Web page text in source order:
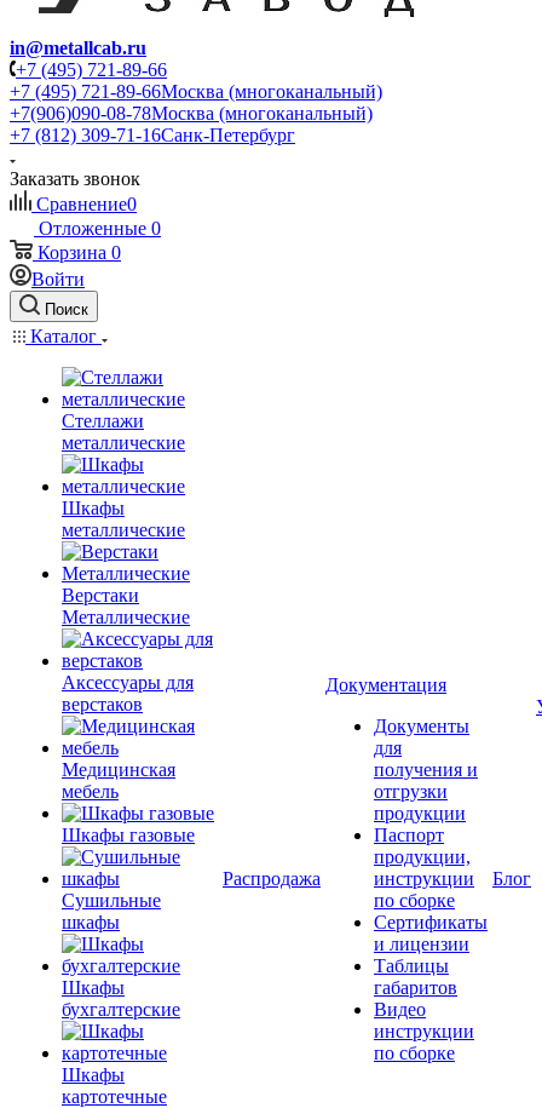
in@metallcab.ru
+7 (495) 721-89-66
+7 (495) 721-89-66Москва (многоканальный)
+7(906)090-08-78Москва (многоканальный)
+7 (812) 309-71-16Санк-Петербург
Заказать звонок
Сравнение0
Отложенные 0
Корзина 0
Войти
Поиск
Каталог
Стеллажи
металлические
Шкафы
металлические
Верстаки
Металлические
Аксессуары для
верстаков
Медицинская
мебель
Шкафы газовые
Сушильные
шкафы
Шкафы
бухгалтерские
Шкафы
картотечные
Распродажа
Документация
Документы
для
получения и
отгрузки
продукции
Паспорт
продукции,
инструкции
по сборке
Сертификаты
и лицензии
Таблицы
габаритов
Видео
инструкции
по сборке
Блог